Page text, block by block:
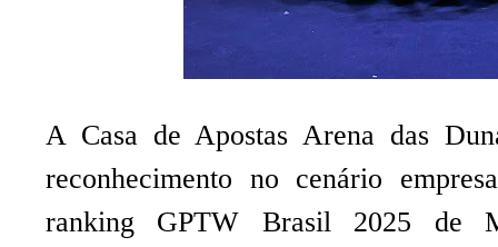
A Casa de Apostas Arena das
reconhecimento no cenário
ranking GPTW Brasil 2025 de